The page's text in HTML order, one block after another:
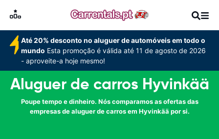
Até 20% desconto no aluguer de automóveis em todo o
mundo Esta promoção é válida até 11 de agosto de 2026
- aproveite-a hoje mesmo!
Aluguer de carros Hyvinkää
Poupe tempo e dinheiro. Nós comparamos as ofertas das
empresas de aluguer de carros em Hyvinkää por si.